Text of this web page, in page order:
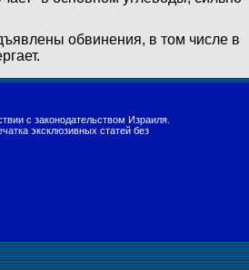
обвинения, в том числе в
с законодательством Израиля.
эксклюзивных статей без